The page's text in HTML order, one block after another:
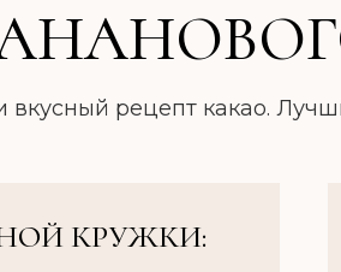
вкусный рецепт какао.
КРУЖКИ: